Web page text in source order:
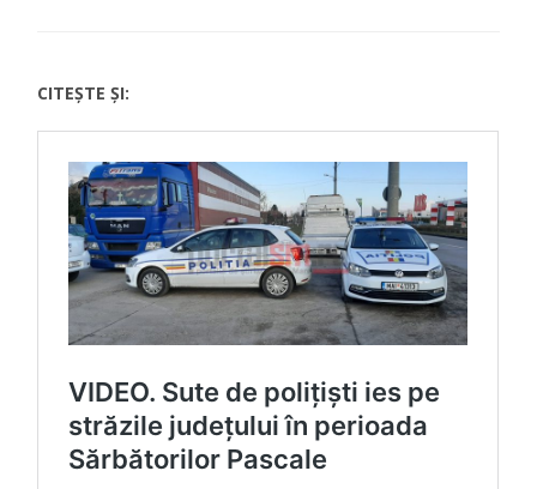
CITEȘTE ȘI: